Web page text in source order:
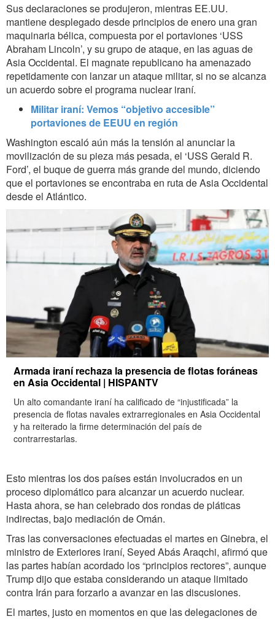
Sus declaraciones se produjeron, mientras EE.UU.
mantiene desplegado desde principios de enero una gran
maquinaria bélica, compuesta por el portaviones ‘USS
Abraham Lincoln’, y su grupo de ataque, en las aguas de
Asia Occidental. El magnate republicano ha amenazado
repetidamente con lanzar un ataque militar, si no se alcanza
un acuerdo sobre el programa nuclear iraní.
Militar iraní: Vemos “objetivo accesible”
portaviones de EEUU en región
Washington escaló aún más la tensión al anunciar la
movilización de su pieza más pesada, el ‘USS Gerald R.
Ford’, el buque de guerra más grande del mundo, diciendo
que el portaviones se encontraba en ruta de Asia Occidental
desde el Atlántico.
Armada iraní rechaza la presencia de flotas foráneas
en Asia Occidental | HISPANTV
Un alto comandante iraní ha calificado de “injustificada” la
presencia de flotas navales extrarregionales en Asia Occidental
y ha reiterado la firme determinación del país de
contrarrestarlas.
Esto mientras los dos países están involucrados en un
proceso diplomático para alcanzar un acuerdo nuclear.
Hasta ahora, se han celebrado dos rondas de pláticas
indirectas, bajo mediación de Omán.
Tras las conversaciones efectuadas el martes en Ginebra, el
ministro de Exteriores iraní, Seyed Abás Araqchi, afirmó que
las partes habían acordado los “principios rectores”, aunque
Trump dijo que estaba considerando un ataque limitado
contra Irán para forzarlo a avanzar en las discusiones.
El martes, justo en momentos en que las delegaciones de